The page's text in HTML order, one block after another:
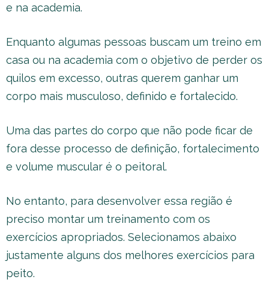
e na academia.
Enquanto algumas pessoas buscam um treino em
casa ou na academia com o objetivo de perder os
quilos em excesso, outras querem ganhar um
corpo mais musculoso, definido e fortalecido.
Uma das partes do corpo que não pode ficar de
fora desse processo de definição, fortalecimento
e volume muscular é o peitoral.
No entanto, para desenvolver essa região é
preciso montar um treinamento com os
exercícios apropriados. Selecionamos abaixo
justamente alguns dos melhores exercícios para
peito.